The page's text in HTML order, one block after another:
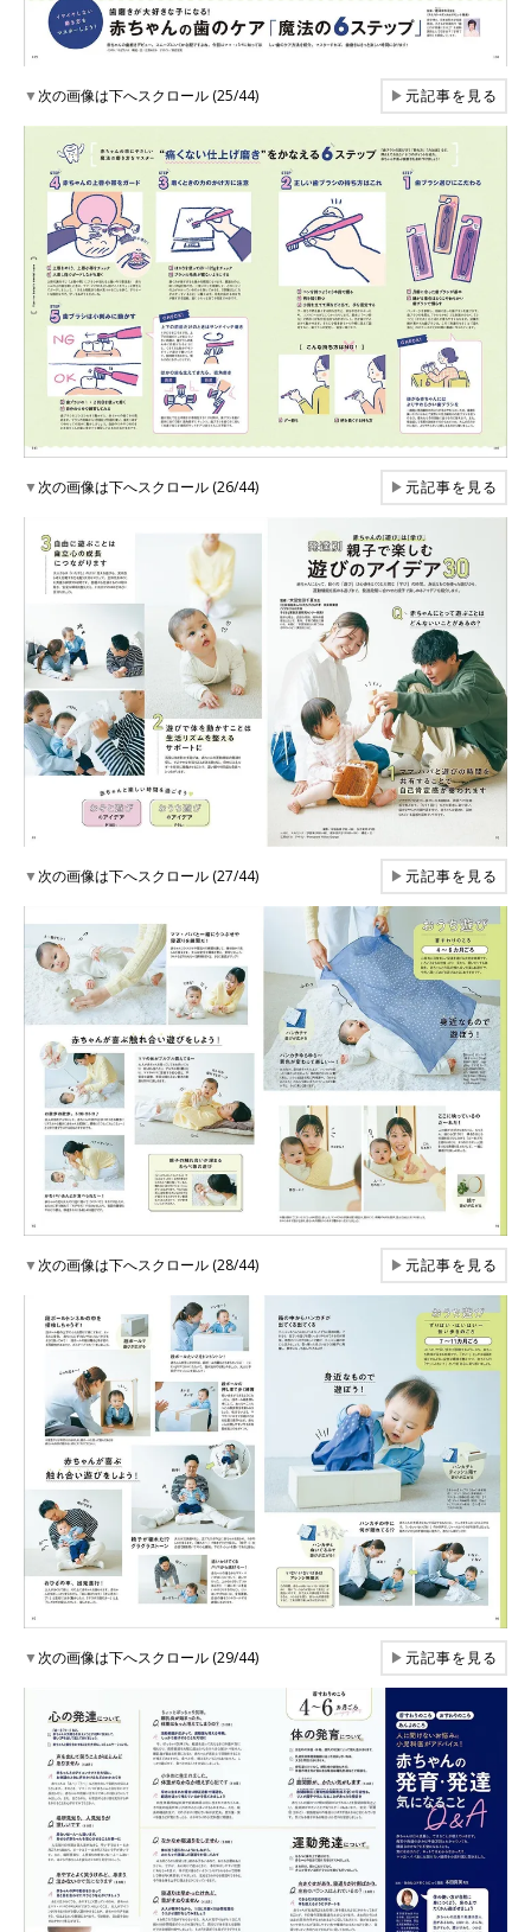
▼次の画像は下へスクロール (25/44) ▶元記事を見る
▼次の画像は下へスクロール (26/44) ▶元記事を見る
▼次の画像は下へスクロール (27/44) ▶元記事を見る
▼次の画像は下へスクロール (28/44) ▶元記事を見る
▼次の画像は下へスクロール (29/44) ▶元記事を見る